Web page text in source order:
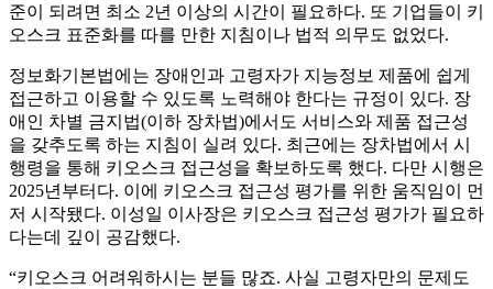
준이 되려면 최소 2년 이상의 시간이 필요하다. 또 기업들이 키
오스크 표준화를 따를 만한 지침이나 법적 의무도 없었다.
정보화기본법에는 장애인과 고령자가 지능정보 제품에 쉽게
접근하고 이용할 수 있도록 노력해야 한다는 규정이 있다. 장
애인 차별 금지법(이하 장차법)에서도 서비스와 제품 접근성
을 갖추도록 하는 지침이 실려 있다. 최근에는 장차법에서 시
행령을 통해 키오스크 접근성을 확보하도록 했다. 다만 시행은
2025년부터다. 이에 키오스크 접근성 평가를 위한 움직임이 먼
저 시작됐다. 이성일 이사장은 키오스크 접근성 평가가 필요하
다는데 깊이 공감했다.
“키오스크 어려워하시는 분들 많죠. 사실 고령자만의 문제도